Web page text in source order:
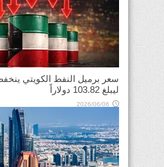
ليبلغ 103.82 دولاراً
2026/06/06